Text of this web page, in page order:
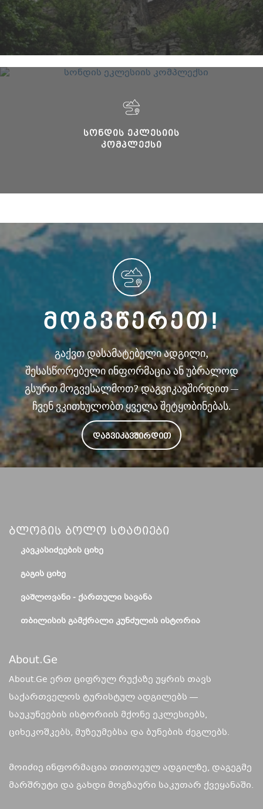
ᲡᲝᲜᲓᲘᲡ ᲔᲙᲚᲔᲡᲘᲘᲡ
ᲙᲝᲛᲞᲚᲔᲥᲡᲘ
ᲛᲝᲒᲕᲬᲔᲠᲔᲗ!
გაქვთ დასამატებელი ადგილი,
შესასწორებელი ინფორმაცია ან უბრალოდ
გსურთ მოგვესალმოთ? დაგვიკავშირდით —
ჩვენ ვკითხულობთ ყველა შეტყობინებას.
ᲓᲐᲒᲕᲘᲙᲐᲕᲨᲘᲠᲓᲘᲗ
Ბლოგის Ბოლო Სტატიები
ᲙᲐᲕᲙᲐᲡᲘᲫᲔᲔᲑᲘᲡ ᲪᲘᲮᲔ
ᲒᲐᲒᲘᲡ ᲪᲘᲮᲔ
ᲕᲐᲨᲚᲝᲕᲐᲜᲘ - ᲥᲐᲠᲗᲣᲚᲘ ᲡᲐᲕᲐᲜᲐ
ᲗᲑᲘᲚᲘᲡᲘᲡ ᲒᲐᲛᲥᲠᲐᲚᲘ ᲙᲣᲜᲫᲣᲚᲘᲡ ᲘᲡᲢᲝᲠᲘᲐ
About.ge
About.Ge ერთ ციფრულ რუქაზე უყრის თავს
საქართველოს ტურისტულ ადგილებს —
საუკუნეების ისტორიის მქონე ეკლესიებს,
ციხეკოშკებს, მუზეუმებსა და ბუნების ძეგლებს.
მოიძიე ინფორმაცია თითოეულ ადგილზე, დაგეგმე
მარშრუტი და გახდი მოგზაური საკუთარ ქვეყანაში.